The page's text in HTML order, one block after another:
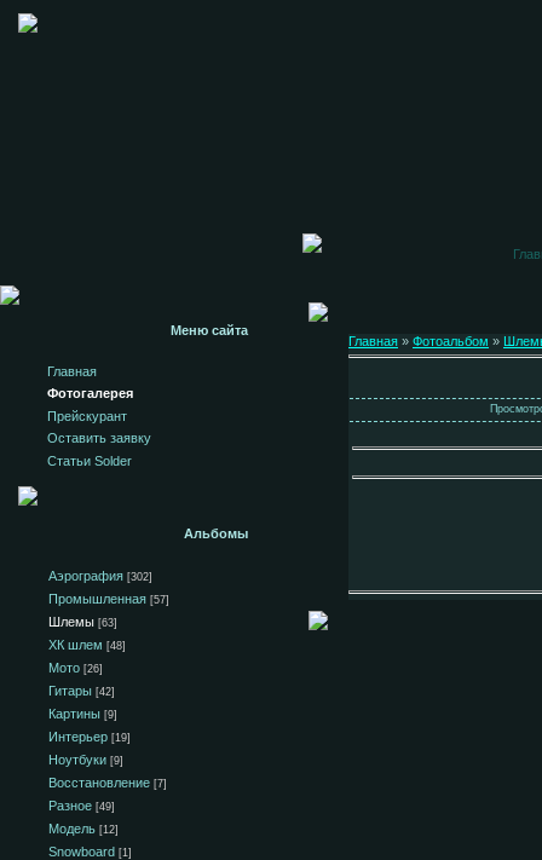
Меню сайта
Главная
Фотогалерея
Прейскурант
Оставить заявку
Статьи Solder
Альбомы
Аэрография [302]
Промышленная [57]
Шлемы [63]
ХК шлем [48]
Мото [26]
Гитары [42]
Картины [9]
Интерьер [19]
Ноутбуки [9]
Восстановление [7]
Разное [49]
Модель [12]
Snowboard [1]
Главная » Фотоальбом »